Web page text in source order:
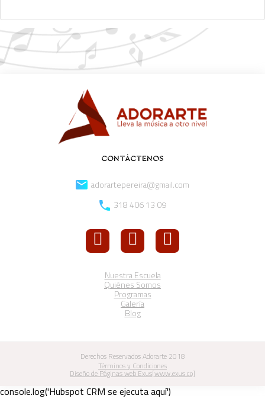
CONTÁCTENOS
adorartepereira@gmail.com
318 406 13 09
Nuestra Escuela
Quiénes Somos
Programas
Galería
Blog
Derechos Reservados Adorarte 2018
Términos y Condiciones
Diseño de Páginas web Exus[www.exus.co]
console.log('Hubspot CRM se ejecuta aquí')